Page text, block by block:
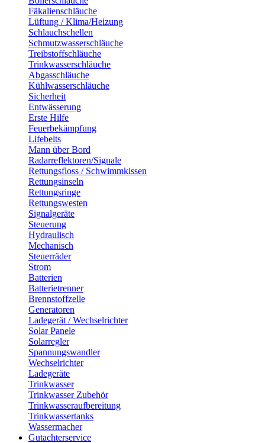
Fäkalienschläuche
Lüftung / Klima/Heizung
Schlauchschellen
Schmutzwasserschläuche
Treibstoffschläuche
Trinkwasserschläuche
Abgasschläuche
Kühlwasserschläuche
Sicherheit
Entwässerung
Erste Hilfe
Feuerbekämpfung
Lifebelts
Mann über Bord
Radarreflektoren/Signale
Rettungsfloss / Schwimmkissen
Rettungsinseln
Rettungsringe
Rettungswesten
Signalgeräte
Steuerung
Hydraulisch
Mechanisch
Steuerräder
Strom
Batterien
Batterietrenner
Brennstoffzelle
Generatoren
Ladegerät / Wechselrichter
Solar Panele
Solarregler
Spannungswandler
Wechselrichter
Ladegeräte
Trinkwasser
Trinkwasser Zubehör
Trinkwasseraufbereitung
Trinkwassertanks
Wassermacher
Gutachterservice